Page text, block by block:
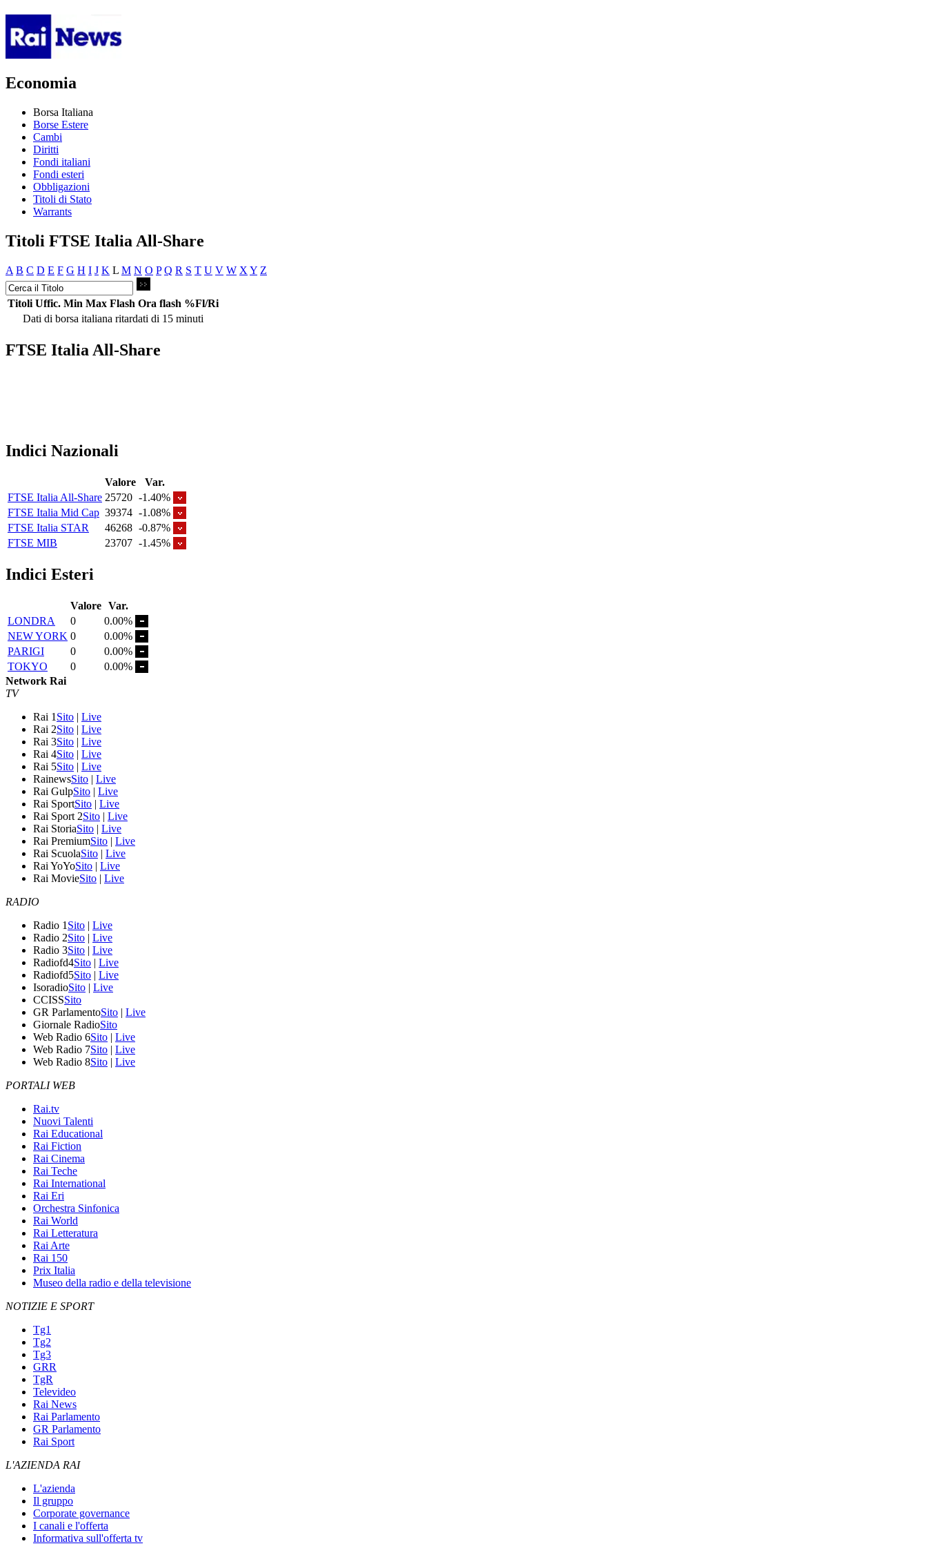
Economia
Borsa Italiana
Borse Estere
Cambi
Diritti
Fondi italiani
Fondi esteri
Obbligazioni
Titoli di Stato
Warrants
Titoli FTSE Italia All-Share
A B C D E F G H I J K L M N O P Q R S T U V W X Y Z
Titoli Uffic. Min Max Flash Ora flash %Fl/Ri
Dati di borsa italiana ritardati di 15 minuti
FTSE Italia All-Share
Indici Nazionali
Valore
Var.
FTSE Italia All-Share 25720 -1.40%
FTSE Italia Mid Cap 39374 -1.08%
FTSE Italia STAR
46268 -0.87%
FTSE MIB
23707 -1.45%
Indici Esteri
Valore Var.
LONDRA
0
0.00%
NEW YORK 0
0.00%
PARIGI
0
0.00%
TOKYO
0
0.00%
Network Rai
TV
Rai 1 Sito | Live
Rai 2Sito | Live
Rai 3Sito | Live
Rai 4Sito | Live
Rai 5Sito | Live
RainewsSito | Live
Rai GulpSito | Live
Rai SportSito | Live
Rai Sport 2Sito | Live
Rai StoriaSito | Live
Rai PremiumSito | Live
Rai ScuolaSito | Live
Rai YoYoSito | Live
Rai MovieSito | Live
RADIO
Radio 1 Sito | Live
Radio 2Sito | Live
Radio 3Sito | Live
Radiofd4Sito | Live
Radiofd5Sito | Live
IsoradioSito | Live
CCISSSito
GR ParlamentoSito | Live
Giornale RadioSito
Web Radio 6Sito | Live
Web Radio 7Sito | Live
Web Radio 8Sito | Live
PORTALI WEB
Rai.tv
Nuovi Talenti
Rai Educational
Rai Fiction
Rai Cinema
Rai Teche
Rai International
Rai Eri
Orchestra Sinfonica
Rai World
Rai Letteratura
Rai Arte
Rai 150
Prix Italia
Museo della radio e della televisione
NOTIZIE E SPORT
Tg1
Tg2
Tg3
GRR
TgR
Televideo
Rai News
Rai Parlamento
GR Parlamento
Rai Sport
L'AZIENDA RAI
L'azienda
Il gruppo
Corporate governance
I canali e l'offerta
Informativa sull'offerta tv